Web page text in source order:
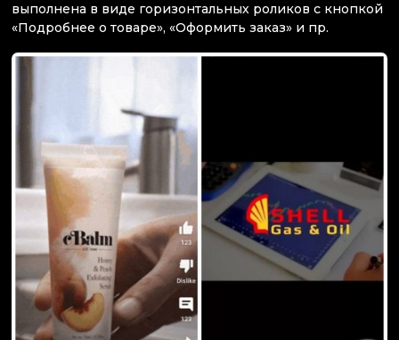
выполнена в виде горизонтальных роликов с кнопкой
«Подробнее о товаре», «Оформить заказ» и пр.